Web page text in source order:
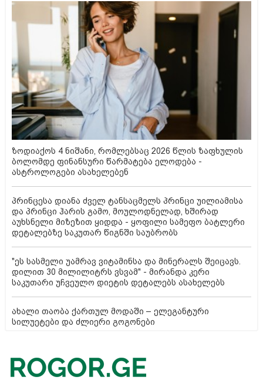
ზოდიაქოს 4 ნიშანი, რომლებსაც 2026 წლის ზაფხულის
ბოლომდე ფინანსური წარმატება ელოდება -
ასტროლოგები ასახელებენ
პრინცესა დიანა ძველ ტანსაცმელს პრინცი უილიამისა
და პრინცი ჰარის გამო, მოულოდნელად, ხშირად
აუხსნელი მიზეზით ყიდდა - ყოფილი სამეფო ბატლერი
დეტალებზე საკუთარ წიგნში საუბრობს
"ეს სასმელი უამრავ ვიტამინსა და მინერალს შეიცავს.
დილით 30 მილილიტრს ვსვამ" - მირანდა კერი
საკუთარი უჩვეულო დიეტის დეტალებს ასახელებს
ახალი თაობა ქართულ მოდაში – ელეგანტური
სილუეტები და ძლიერი გოგონები